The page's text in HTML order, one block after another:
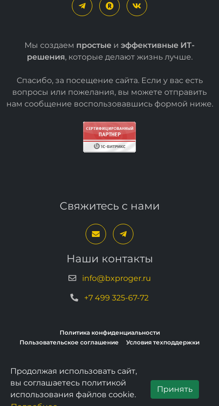
Мы создаем простые и эффективные ИТ-
решения, которые делают жизнь лучше.
Спасибо, за посещение сайта. Если у вас есть
вопросы или пожелания, вы можете отправить
нам сообщение воспользовавшись формой ниже.
Свяжитесь с нами
Наши контакты
info@bxproger.ru
+7 499 325-67-72
Политика конфиденциальности
Пользовательское соглашение
Условия техподдержки
Copyright © 2013–2026, BXPROGER
Продолжая использовать сайт,
вы соглашаетесь политикой
использования файлов cookie.
Принять